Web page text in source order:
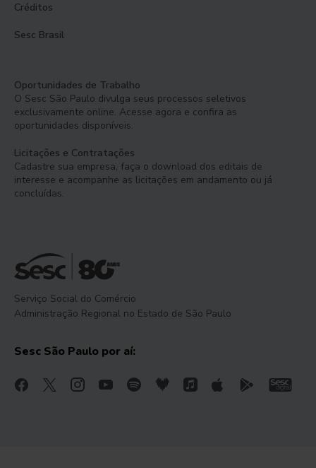
Créditos
Sesc Brasil
Oportunidades de Trabalho
O Sesc São Paulo divulga seus processos seletivos
exclusivamente online. Acesse agora e confira as
oportunidades disponíveis.
Licitações e Contratações
Cadastre sua empresa, faça o download dos editais de
interesse e acompanhe as licitações em andamento ou já
concluídas.
Serviço Social do Comércio
Administração Regional no Estado de São Paulo
Sesc São Paulo por aí: